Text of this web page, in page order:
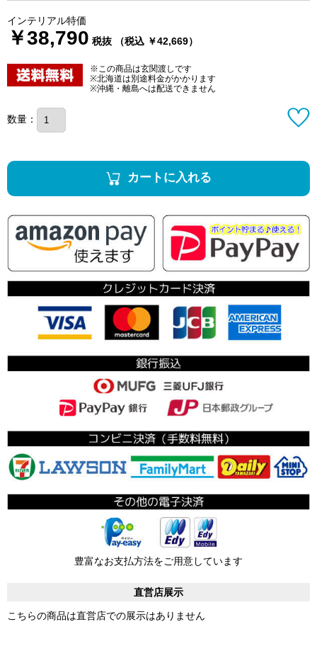
インテリアル特価
￥38,790 税抜 （税込 ￥42,669）
※この商品は玄関渡しです
※北海道は別途料金がかかります
※沖縄・離島へは配送できません
数量：
カートに入れる
豊富なお支払方法をご用意しています
直営店展示
こちらの商品は直営店での展示はありません